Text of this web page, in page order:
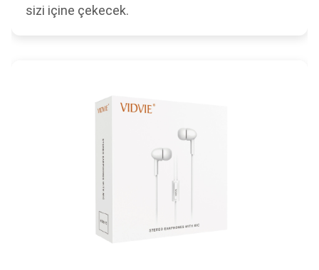
sizi içine çekecek.